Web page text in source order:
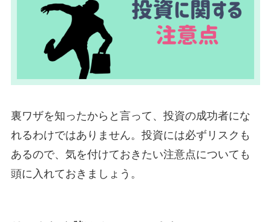
裏ワザを知ったからと言って、投資の成功者にな
れるわけではありません。投資には必ずリスクも
あるので、気を付けておきたい注意点についても
頭に入れておきましょう。